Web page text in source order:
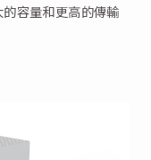
容量和更高的傳輸